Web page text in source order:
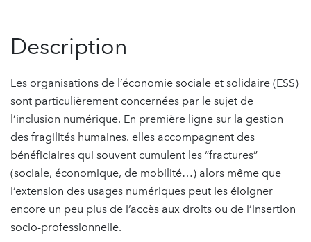
Description
Les organisations de l’économie sociale et solidaire (ESS)
sont particulièrement concernées par le sujet de
l’inclusion numérique. En première ligne sur la gestion
des fragilités humaines. elles accompagnent des
bénéficiaires qui souvent cumulent les “fractures”
(sociale, économique, de mobilité…) alors même que
l’extension des usages numériques peut les éloigner
encore un peu plus de l’accès aux droits ou de l’insertion
socio-professionnelle.